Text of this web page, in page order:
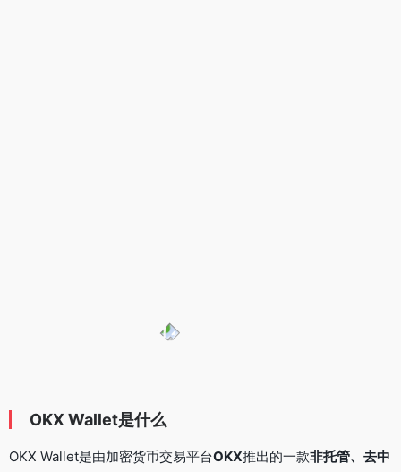
OKX Wallet是什么
OKX Wallet是由加密货币交易平台OKX推出的一款非托管、去中